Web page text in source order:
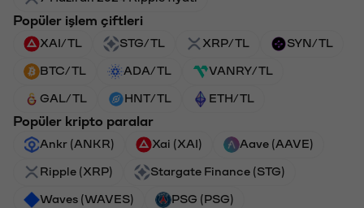
Popüler işlem çiftleri
XAI/TL STG/TL XRP/TL SYN/TL
BTC/TL ADA/TL VANRY/TL
GAL/TL HNT/TL ETH/TL
Popüler kripto paralar
Ankr (ANKR) Xai (XAI) Aave (AAVE)
Ripple (XRP) Stargate Finance (STG)
Waves (WAVES) PSG (PSG)